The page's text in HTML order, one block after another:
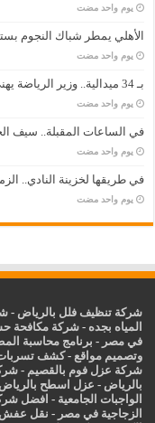
‏يوم واحد مضت
الأهلي يمطر شباك النجوم
‏يوم واحد مضت
بـ 34 ميدالية.. وزير الرياضة يهنيء اتحاد الشطرنج بتصدر البطولة العربية
‏يوم واحد مضت
في الساعات المقبلة.. سيف
‏يوم واحد مضت
في طريقها لخزينة النادي..
‏يوم واحد مضت
شركة تنظيف فلل بالرياض -
المياه بجده -شركة مكافحة
في مصر - برنامج محاسبة
وتصميم مواقع -كشف تسربات
شركة عزل فوم بالقصيم -
بالرياض - عزل اسطح بالرياض
الواجبات الجامعية - افضل
الزجاجية في مصر - نقل عفش